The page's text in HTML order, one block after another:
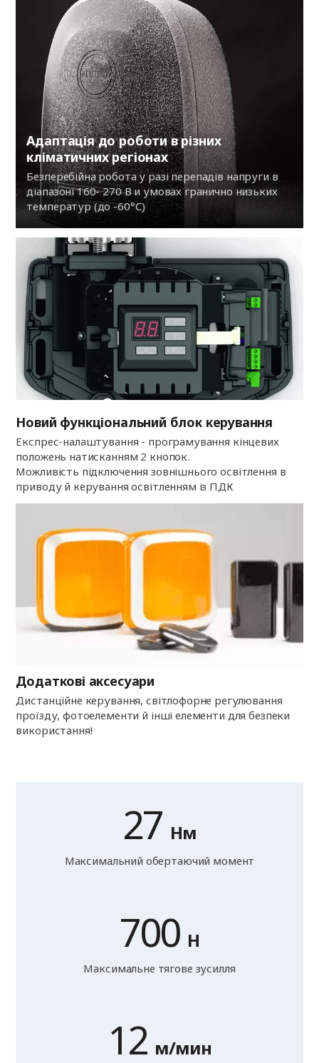
Адаптація до роботи в різних
кліматичних регіонах
Безперебійна робота у разі перепадів напруги в
діапазоні 160- 270 В и умовах гранично низьких
температур (до -60°С)
Новий функціональний блок керування
Експрес-налаштування - програмування кінцевих
положень натисканням 2 кнопок.
Можливість підключення зовнішнього освітлення в
приводу й керування освітленням із ПДК
Додаткові аксесуари
Дистанційне керування, світлофорне регулювання
проїзду, фотоелементи й інші елементи для безпеки
використання!
27 Нм
Максимальний обертаючий момент
700 Н
Максимальне тягове зусилля
12 м/мин